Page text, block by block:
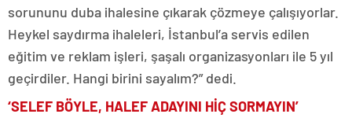
sorununu duba ihalesine çıkarak çözmeye çalışıyorlar.
Heykel saydırma ihaleleri, İstanbul’a servis edilen
eğitim ve reklam işleri, şaşalı organizasyonları ile 5 yıl
geçirdiler. Hangi birini sayalım?” dedi.
‘SELEF BÖYLE, HALEF ADAYINI HİÇ SORMAYIN’